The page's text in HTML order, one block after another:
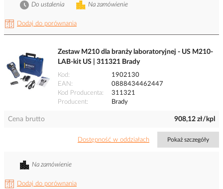
Dodaj do porównania
Na zamówienie
Do ustalenia
Zestaw M210 dla branży laboratoryjnej - US M210-
LAB-kit US | 311321 Brady
Kod
1902130
EAN
0888434462447
Kod Producenta
311321
Producent
Brady
Cena brutto 908,12 zł/kpl
Dostępność w oddziałach Pokaż szczegóły
Dodaj do porównania
Na zamówienie